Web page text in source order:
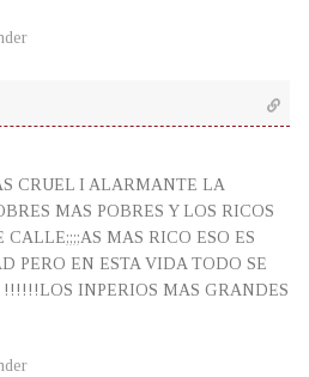
CRUEL I ALARMANTE LA
MAS POBRES Y LOS RICOS
MAS RICO ESO ES
PERO EN ESTA VIDA TODO SE
!!!!!!LOS INPERIOS MAS GRANDES